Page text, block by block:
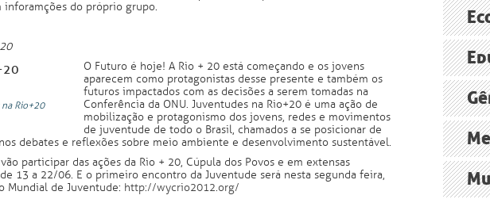
inforamções do próprio grupo.
Rio+20
O Futuro é hoje! A Rio + 20 está começando e os jovens
aparecem como protagonistas desse presente e também os
futuros impactados com as decisões a serem tomadas na
Conferência da ONU. Juventudes na Rio+20 é uma ação de
mobilização e protagonismo dos jovens, redes e movimentos
de juventude de todo o Brasil, chamados a se posicionar de
debates e reflexões sobre meio ambiente e desenvolvimento sustentável.
participar das ações da Rio + 20, Cúpula dos Povos e em extensas
13 a 22/06. E o primeiro encontro da Juventude será nesta segunda feira,
Mundial de Juventude: http://wycrio2012.org/
Agência
ONU
Brasil,
ONU
O
relatório
A
O debate
Grupo
Persiste
Cúpula
Norte